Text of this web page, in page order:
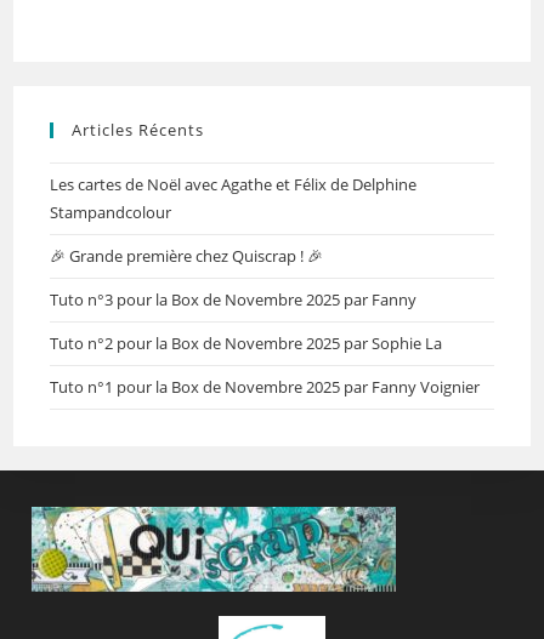
Articles Récents
Les cartes de Noël avec Agathe et Félix de Delphine
Stampandcolour
🎉 Grande première chez Quiscrap ! 🎉
Tuto n°3 pour la Box de Novembre 2025 par Fanny
Tuto n°2 pour la Box de Novembre 2025 par Sophie La
Tuto n°1 pour la Box de Novembre 2025 par Fanny Voignier